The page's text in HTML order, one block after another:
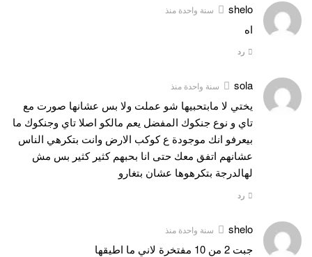
shelo سنة واحدة منذ
اه
رد
sola سنة واحدة منذ
يختي لا مابتحبيها شو عملت ولا بس عشانها صورت مع
تاي و نوع جنكوك المفضل يعم مالكو اصلا تاي وجنكوك ما
بيعرفو انك موجودة ع كوكب الارض وانت بتكرهي الناس
عشانهم اتفق معك حتى انا بحبهم كثير كثير بس مش
لهالدرجة بتكرهوها عشان بتغارو
رد
shelo سنة واحدة منذ
جبت 2 من 10 مفتخرة لاني ما اطيقها